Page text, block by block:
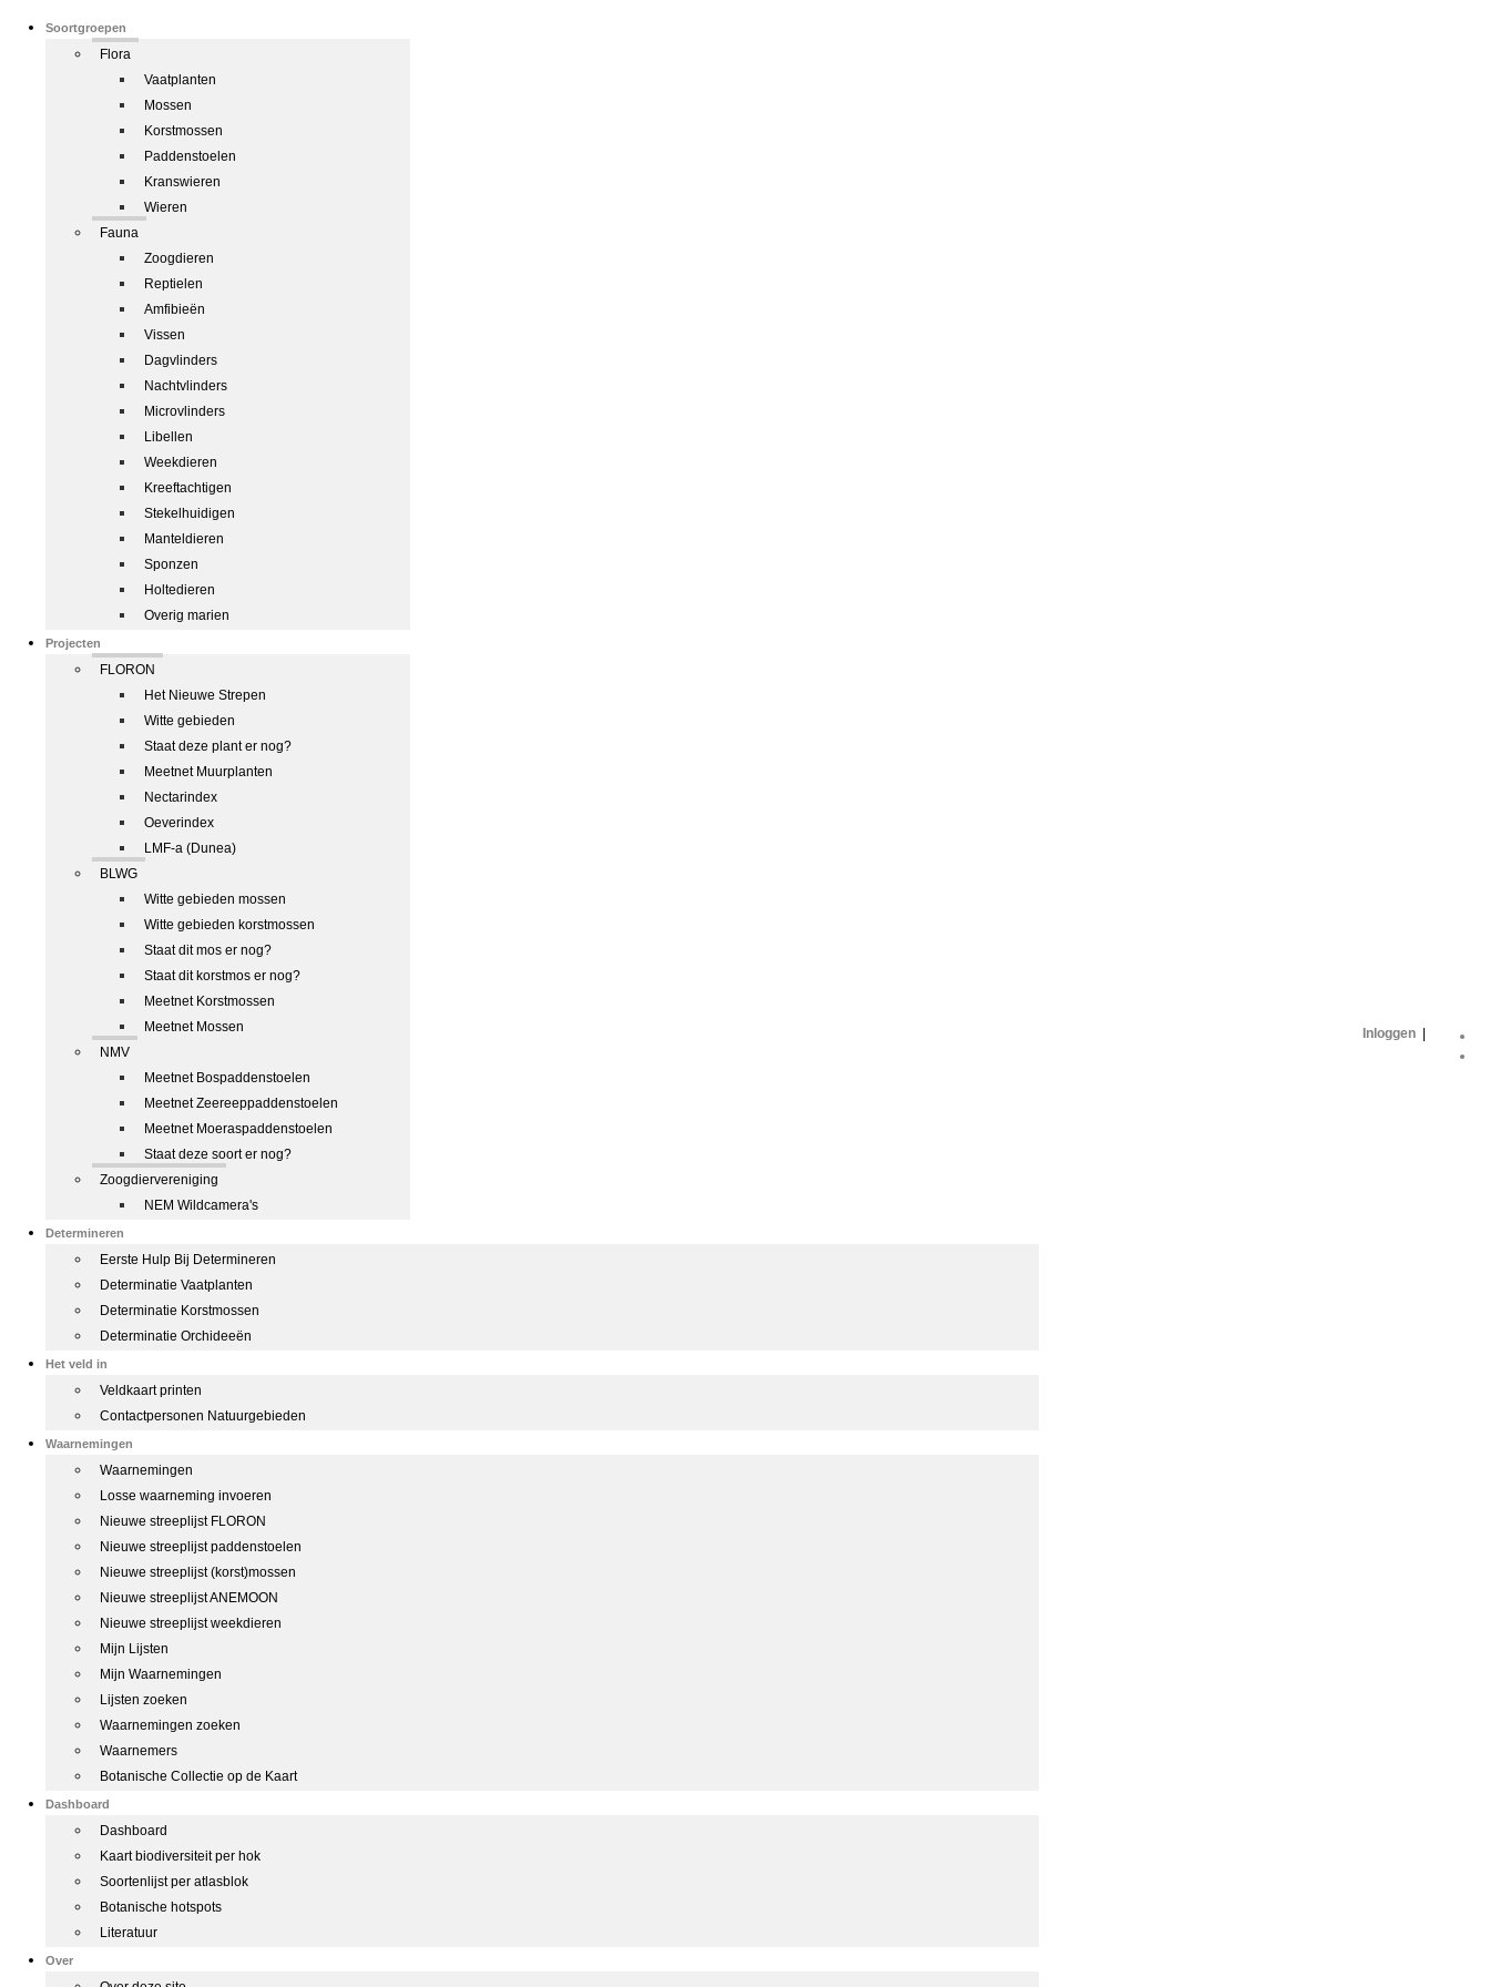
Soortgroepen
Flora
Vaatplanten
Mossen
Korstmossen
Paddenstoelen
Kranswieren
Wieren
Fauna
Zoogdieren
Reptielen
Amfibieën
Vissen
Dagvlinders
Nachtvlinders
Microvlinders
Libellen
Weekdieren
Kreeftachtigen
Stekelhuidigen
Manteldieren
Sponzen
Holtedieren
Overig marien
Projecten
FLORON
Het Nieuwe Strepen
Witte gebieden
Staat deze plant er nog?
Meetnet Muurplanten
Nectarindex
Oeverindex
LMF-a (Dunea)
BLWG
Witte gebieden mossen
Witte gebieden korstmossen
Staat dit mos er nog?
Staat dit korstmos er nog?
Meetnet Korstmossen
Meetnet Mossen
NMV
Meetnet Bospaddenstoelen
Meetnet Zeereeppaddenstoelen
Meetnet Moeraspaddenstoelen
Staat deze soort er nog?
Zoogdiervereniging
NEM Wildcamera's
Determineren
Eerste Hulp Bij Determineren
Determinatie Vaatplanten
Determinatie Korstmossen
Determinatie Orchideeën
Het veld in
Veldkaart printen
Contactpersonen Natuurgebieden
Waarnemingen
Waarnemingen
Losse waarneming invoeren
Nieuwe streeplijst FLORON
Nieuwe streeplijst paddenstoelen
Nieuwe streeplijst (korst)mossen
Nieuwe streeplijst ANEMOON
Nieuwe streeplijst weekdieren
Mijn Lijsten
Mijn Waarnemingen
Lijsten zoeken
Waarnemingen zoeken
Waarnemers
Botanische Collectie op de Kaart
Dashboard
Dashboard
Kaart biodiversiteit per hok
Soortenlijst per atlasblok
Botanische hotspots
Literatuur
Over
Inloggen